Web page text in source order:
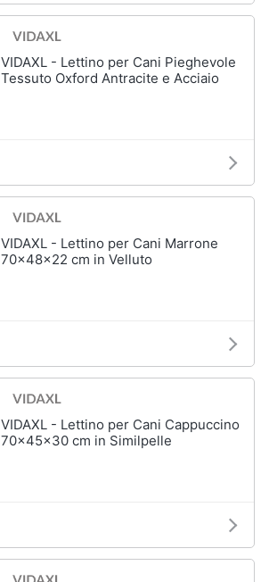
VIDAXL - Lettino per Cani Pieghevole
Tessuto Oxford Antracite e Acciaio
VIDAXL - Lettino per Cani Marrone
70x48x22 cm in Velluto
VIDAXL - Lettino per Cani Cappuccino
70x45x30 cm in Similpelle